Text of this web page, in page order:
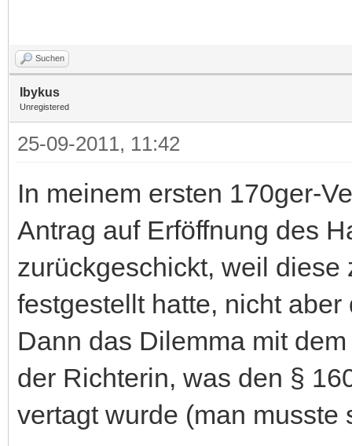
Suchen
Ibykus
Unregistered
25-09-2011, 11:42
In meinem ersten 170ger-
Antrag auf Erföffnung des
zurückgeschickt, weil
festgestellt hatte, nicht
Dann das Dilemma mit
der Richterin, was den §
vertagt wurde (man